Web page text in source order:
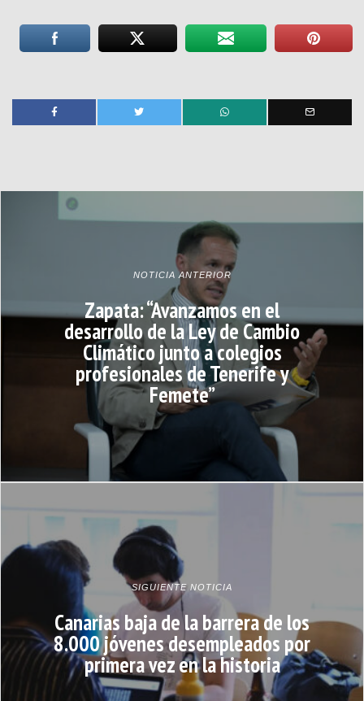
NOTICIA ANTERIOR
Zapata: “Avanzamos en el
desarrollo de la Ley de Cambio
Climático junto a colegios
profesionales de Tenerife y
Femete”
SIGUIENTE NOTICIA
Canarias baja de la barrera de los
8.000 jóvenes desempleados por
primera vez en la historia